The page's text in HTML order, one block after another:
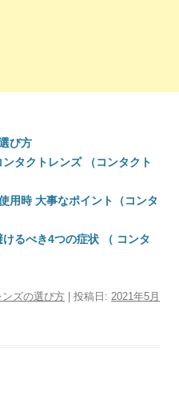
び方
タクトレンズ （コンタクト
用時 大事なポイント（コンタ
るべき4つの症状 （ コンタ
ズの選び方 | 投稿日: 2021年5月